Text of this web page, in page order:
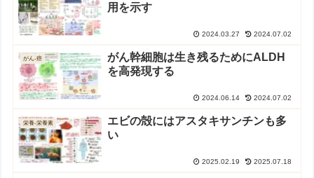
用を示す
2024.03.27 2024.07.02
がん-癌
がん幹細胞は生き残るためにALDH
を高発現する
2024.06.14 2024.07.02
栄養-栄養素
エビの殻にはアスタキサンチンも多
い
2025.02.19 2025.07.18